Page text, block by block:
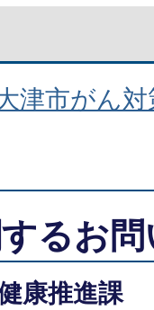
津市がん
るお
康推進課